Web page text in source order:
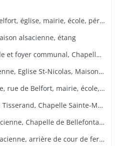
Ranspach-le-Bas : rue de Belfort, église, mairie, école, périscolaire, platanes plantés sous Napoléon
alsacienne, étang
Valdieu Lutran : mairie-école et foyer communal, Chapelle Notre Dame de la Pitié, calvaire, échelle d'écluses sens Valdieu-Retzwiller
Diefmatten : maison alsacienne, Eglise St-Nicolas, Maison natale Barthélémy Gross
Retzwiller : centre du village, rue de Belfort, mairie, école, décors floraux
Gommersdorf : Auberge du Tisserand, Chapelle Sainte-Marguerite, Calvaire rue des Tilleuls
Bréchaumont : maison alsacienne, Chapelle de Bellefontaine, rue de l'église, M.A.R.P.A. (Maison d'accueil rurale pour personne âgées)
Magny : étang, maisons alsacienne, arrière de cour de ferme